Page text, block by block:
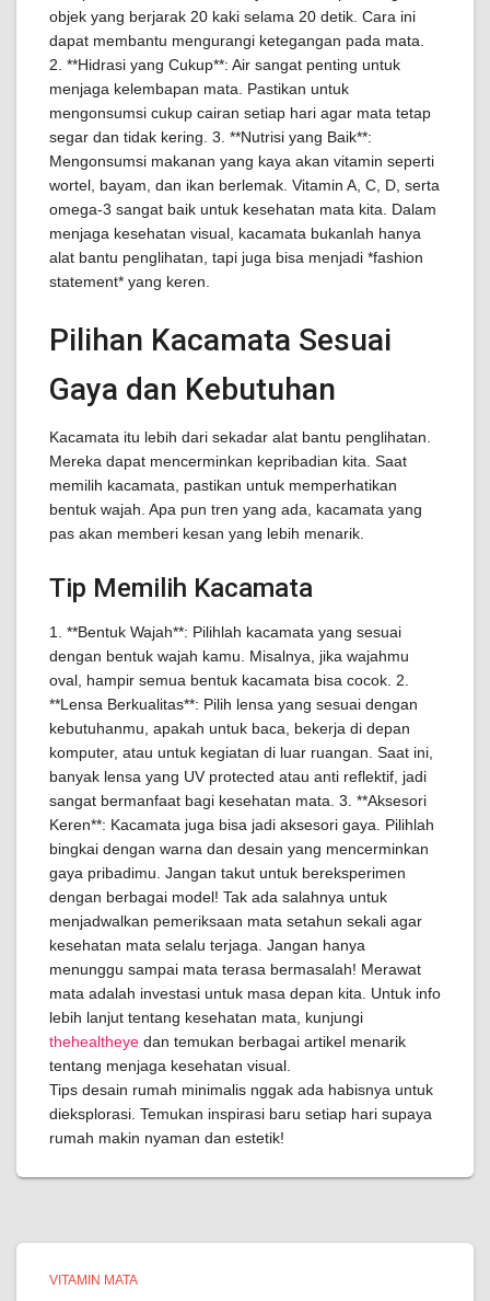
objek yang berjarak 20 kaki selama 20 detik. Cara ini
dapat membantu mengurangi ketegangan pada mata.
2. **Hidrasi yang Cukup**: Air sangat penting untuk
menjaga kelembapan mata. Pastikan untuk
mengonsumsi cukup cairan setiap hari agar mata tetap
segar dan tidak kering. 3. **Nutrisi yang Baik**:
Mengonsumsi makanan yang kaya akan vitamin seperti
wortel, bayam, dan ikan berlemak. Vitamin A, C, D, serta
omega-3 sangat baik untuk kesehatan mata kita. Dalam
menjaga kesehatan visual, kacamata bukanlah hanya
alat bantu penglihatan, tapi juga bisa menjadi *fashion
statement* yang keren.
Pilihan Kacamata Sesuai
Gaya dan Kebutuhan
Kacamata itu lebih dari sekadar alat bantu penglihatan.
Mereka dapat mencerminkan kepribadian kita. Saat
memilih kacamata, pastikan untuk memperhatikan
bentuk wajah. Apa pun tren yang ada, kacamata yang
pas akan memberi kesan yang lebih menarik.
Tip Memilih Kacamata
1. **Bentuk Wajah**: Pilihlah kacamata yang sesuai
dengan bentuk wajah kamu. Misalnya, jika wajahmu
oval, hampir semua bentuk kacamata bisa cocok. 2.
**Lensa Berkualitas**: Pilih lensa yang sesuai dengan
kebutuhanmu, apakah untuk baca, bekerja di depan
komputer, atau untuk kegiatan di luar ruangan. Saat ini,
banyak lensa yang UV protected atau anti reflektif, jadi
sangat bermanfaat bagi kesehatan mata. 3. **Aksesori
Keren**: Kacamata juga bisa jadi aksesori gaya. Pilihlah
bingkai dengan warna dan desain yang mencerminkan
gaya pribadimu. Jangan takut untuk bereksperimen
dengan berbagai model! Tak ada salahnya untuk
menjadwalkan pemeriksaan mata setahun sekali agar
kesehatan mata selalu terjaga. Jangan hanya
menunggu sampai mata terasa bermasalah! Merawat
mata adalah investasi untuk masa depan kita. Untuk info
lebih lanjut tentang kesehatan mata, kunjungi
thehealtheye dan temukan berbagai artikel menarik
tentang menjaga kesehatan visual.
Tips desain rumah minimalis nggak ada habisnya untuk
dieksplorasi. Temukan inspirasi baru setiap hari supaya
rumah makin nyaman dan estetik!
VITAMIN MATA